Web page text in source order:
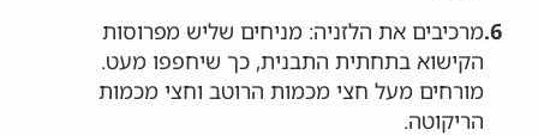
6. מרכיבים את הלזניה: מניחים שליש מפרוסות
הקישוא בתחתית התבנית, כך שיחפפו מעט.
מורחים מעל חצי מכמות הרוטב וחצי מכמות
הריקוטה.